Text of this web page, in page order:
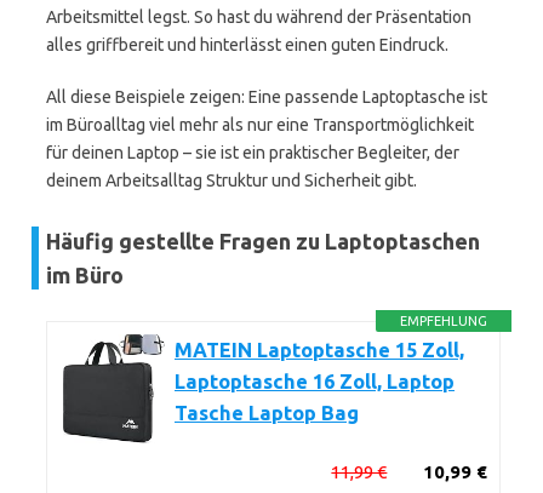
Arbeitsmittel legst. So hast du während der Präsentation
alles griffbereit und hinterlässt einen guten Eindruck.
All diese Beispiele zeigen: Eine passende Laptoptasche ist
im Büroalltag viel mehr als nur eine Transportmöglichkeit
für deinen Laptop – sie ist ein praktischer Begleiter, der
deinem Arbeitsalltag Struktur und Sicherheit gibt.
Häufig gestellte Fragen zu Laptoptaschen
im Büro
EMPFEHLUNG
MATEIN Laptoptasche 15 Zoll,
Laptoptasche 16 Zoll, Laptop
Tasche Laptop Bag
10,99 €
11,99 €